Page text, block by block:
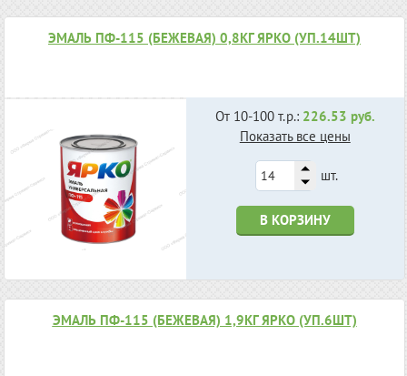
ЭМАЛЬ ПФ-115 (БЕЖЕВАЯ) 0,8КГ ЯРКО (УП.14ШТ)
От 10-100 т.р.: 226.53 руб.
Показать все цены
шт.
В КОРЗИНУ
ЭМАЛЬ ПФ-115 (БЕЖЕВАЯ) 1,9КГ ЯРКО (УП.6ШТ)